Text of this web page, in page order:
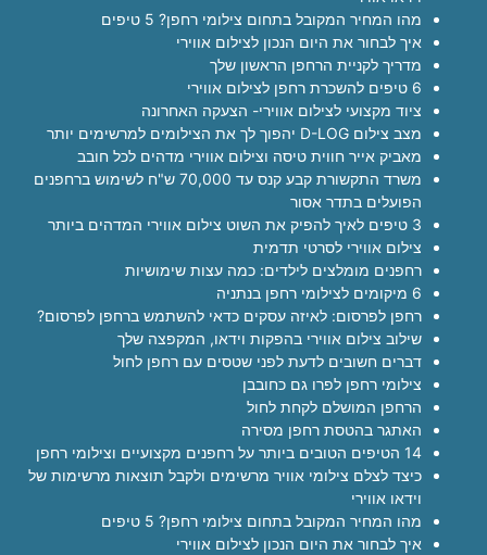
מהו המחיר המקובל בתחום צילומי רחפן? 5 טיפים
איך לבחור את היום הנכון לצילום אווירי
מדריך לקניית הרחפן הראשון שלך
6 טיפים להשכרת רחפן לצילום אווירי
ציוד מקצועי לצילום אווירי- הצעקה האחרונה
מצב צילום D-LOG יהפוך לך את הצילומים למרשימים יותר
מאביק אייר חווית טיסה וצילום אווירי מדהים לכל חובב
משרד התקשורת קבע קנס עד 70,000 ש"ח לשימוש ברחפנים
הפועלים בתדר אסור
3 טיפים לאיך להפיק את השוט צילום אווירי המדהים ביותר
צילום אווירי לסרטי תדמית
רחפנים מומלצים לילדים: כמה עצות שימושיות
6 מיקומים לצילומי רחפן בנתניה
רחפן לפרסום: לאיזה עסקים כדאי להשתמש ברחפן לפרסום?
שילוב צילום אווירי בהפקות וידאו, המקפצה שלך
דברים חשובים לדעת לפני שטסים עם רחפן לחול
צילומי רחפן לפרו גם כחובבן
הרחפן המושלם לקחת לחול
האתגר בהטסת רחפן מסירה
14 הטיפים הטובים ביותר על רחפנים מקצועיים וצילומי רחפן
כיצד לצלם צילומי אוויר מרשימים ולקבל תוצאות מרשימות של
וידאו אווירי
מהו המחיר המקובל בתחום צילומי רחפן? 5 טיפים
איך לבחור את היום הנכון לצילום אווירי